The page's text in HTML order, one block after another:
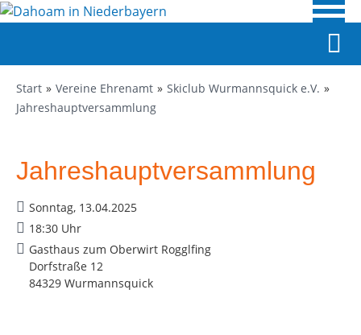
Start Vereine Ehrenamt
Skiclub Wurmannsquick e.V.
Jahreshauptversammlung
Jahreshauptversammlung
Sonntag, 13.04.2025
18:30 Uhr
Gasthaus zum Oberwirt Rogglfing
Dorfstraße 12
84329 Wurmannsquick